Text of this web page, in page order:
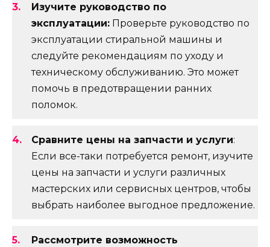
Изучите руководство по
эксплуатации: Проверьте руководство по
эксплуатации стиральной машины и
следуйте рекомендациям по уходу и
техническому обслуживанию. Это может
помочь в предотвращении ранних
поломок.
Сравните цены на запчасти и услуги:
Если все-таки потребуется ремонт, изучите
цены на запчасти и услуги различных
мастерских или сервисных центров, чтобы
выбрать наиболее выгодное предложение.
Рассмотрите возможность